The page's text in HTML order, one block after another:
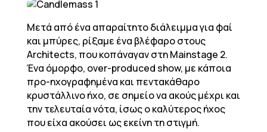
Μετά από ένα απαραίτητο διάλειμμα για φαί
και μπύρες, ρίξαμε ένα βλέφαρο στους
Architects, που κοπάναγαν στη Mainstage 2.
Ένα όμορφο, over-produced show, με κάποια
προ-ηχογραφημένα και πεντακάθαρο
κρυστάλλινο ήχο, σε σημείο να ακούς μέχρι και
την τελευταία νότα, ίσως ο καλύτερος ήχος
που είχα ακούσει ως εκείνη τη στιγμή.